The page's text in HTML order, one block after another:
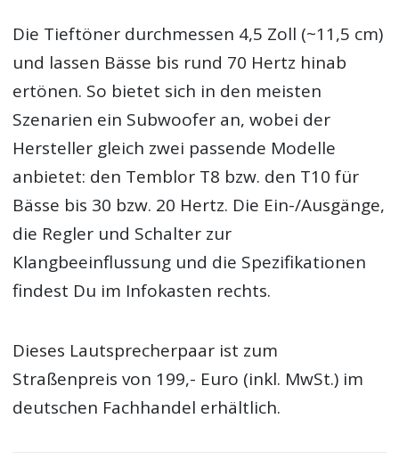
Die Tieftöner durchmessen 4,5 Zoll (~11,5 cm)
und lassen Bässe bis rund 70 Hertz hinab
ertönen. So bietet sich in den meisten
Szenarien ein Subwoofer an, wobei der
Hersteller gleich zwei passende Modelle
anbietet: den Temblor T8 bzw. den T10 für
Bässe bis 30 bzw. 20 Hertz. Die Ein-/Ausgänge,
die Regler und Schalter zur
Klangbeeinflussung und die Spezifikationen
findest Du im Infokasten rechts.
Dieses Lautsprecherpaar ist zum
Straßenpreis von 199,- Euro (inkl. MwSt.) im
deutschen Fachhandel erhältlich.